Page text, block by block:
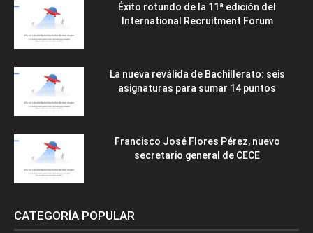
Éxito rotundo de la 11ª edición del
International Recruitment Forum
La nueva reválida de Bachillerato: seis
asignaturas para sumar 14 puntos
Francisco José Flores Pérez, nuevo
secretario general de CECE
CATEGORÍA POPULAR